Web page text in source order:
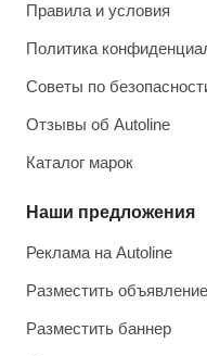
Правила и условия
Политика
Советы по
Отзывы об Autoline
Каталог марок
Наши предложения
Реклама на Autoline
Разместить объявление
Разместить баннер